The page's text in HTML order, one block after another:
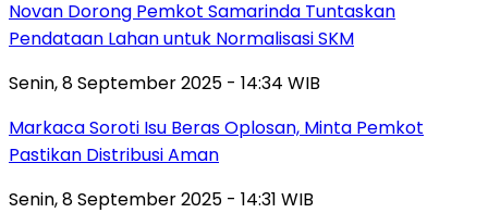
Novan Dorong Pemkot Samarinda Tuntaskan
Pendataan Lahan untuk Normalisasi SKM
Senin, 8 September 2025 - 14:34 WIB
Markaca Soroti Isu Beras Oplosan, Minta Pemkot
Pastikan Distribusi Aman
Senin, 8 September 2025 - 14:31 WIB